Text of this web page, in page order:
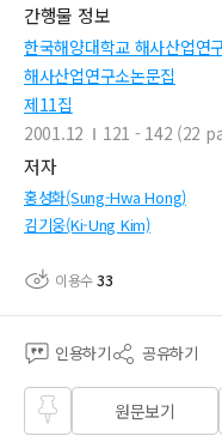
간행물 정보
한국해양대학교 해사산업연
해사산업연구소논문집
제11집
2001.12
121 - 142 (22
저자
홍성화(Sung-Hwa Hong)
김기웅(Ki-Ung Kim)
이용수33
인용하기 공유하기
즐겨
원문보기